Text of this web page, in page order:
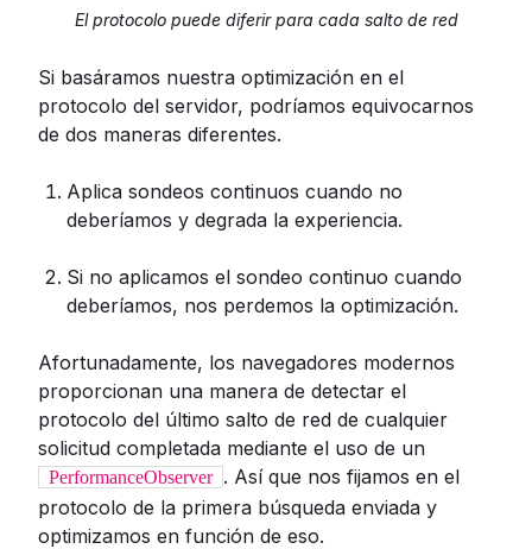
El protocolo puede diferir para cada salto de red
Si basáramos nuestra optimización en el
protocolo del servidor, podríamos equivocarnos
de dos maneras diferentes.
Aplica sondeos continuos cuando no
deberíamos y degrada la experiencia.
Si no aplicamos el sondeo continuo cuando
deberíamos, nos perdemos la optimización.
Afortunadamente, los navegadores modernos
proporcionan una manera de detectar el
protocolo del último salto de red de cualquier
solicitud completada mediante el uso de un
PerformanceObserver . Así que nos fijamos en el
protocolo de la primera búsqueda enviada y
optimizamos en función de eso.